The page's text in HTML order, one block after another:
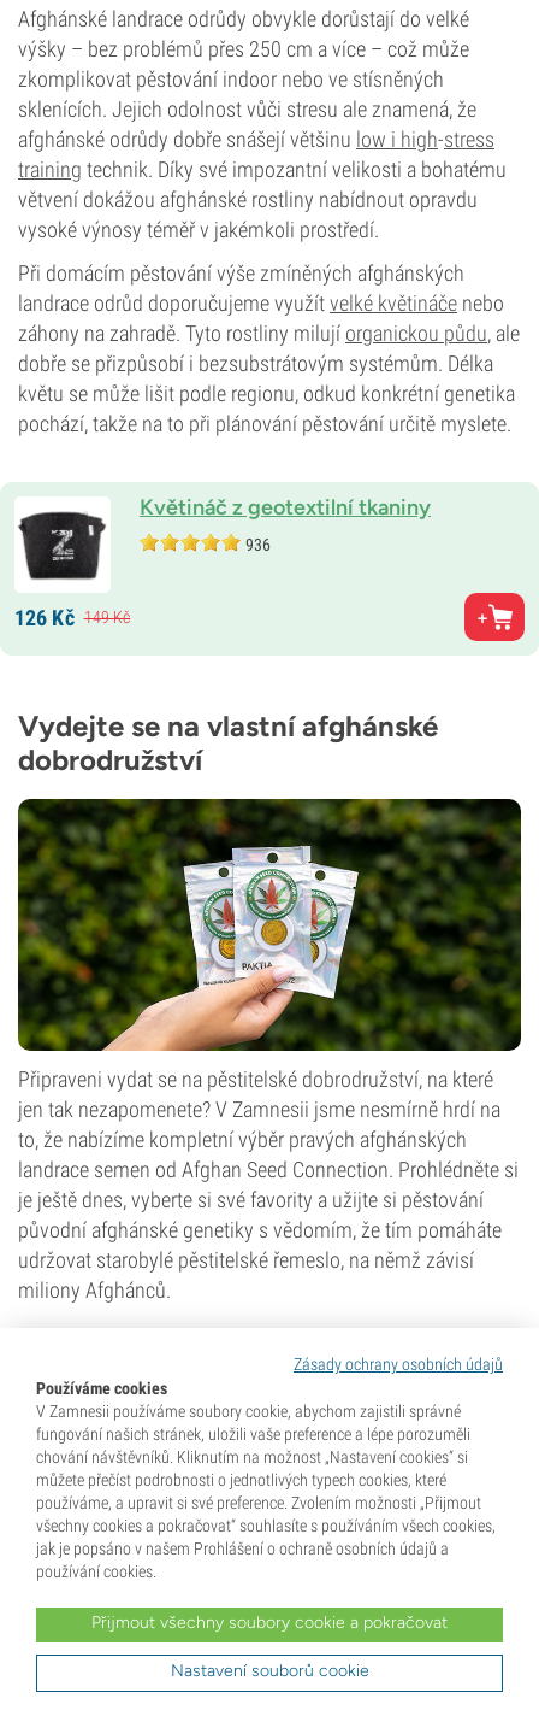
Afghánské landrace odrůdy obvykle dorůstají do velké
výšky – bez problémů přes 250 cm a více – což může
zkomplikovat pěstování indoor nebo ve stísněných
sklenících. Jejich odolnost vůči stresu ale znamená, že
afghánské odrůdy dobře snášejí většinu low i high-stress
training technik. Díky své impozantní velikosti a bohatému
větvení dokážou afghánské rostliny nabídnout opravdu
vysoké výnosy téměř v jakémkoli prostředí.
Při domácím pěstování výše zmíněných afghánských
landrace odrůd doporučujeme využítvelké květináče nebo
záhony na zahradě. Tyto rostliny milují organickou půdu, ale
dobře se přizpůsobí i bezsubstrátovým systémům. Délka
květu se může lišit podle regionu, odkud konkrétní genetika
pochází, takže na to při plánování pěstování určitě myslete.
Květináč z geotextilní tkaniny
936
126 Kč 149Kč
Vydejte se na vlastní afghánské
dobrodružství
Připraveni vydat se na pěstitelské dobrodružství, na které
jen tak nezapomenete? V Zamnesii jsme nesmírně hrdí na
to, že nabízíme kompletní výběr pravých afghánských
landrace semen od Afghan Seed Connection. Prohlédněte si
je ještě dnes, vyberte si své favority a užijte si pěstování
původní afghánské genetiky s vědomím, že tím pomáháte
udržovat starobylé pěstitelské řemeslo, na němž závisí
miliony Afghánců.
Semena Marihuany
Vyberte si z jedné z největších nabídek semen
konopí. Více než 3000 různých odrůd konopí od více
než 100 producentů.
Zobrazit produkty
Steven Voser
Zásady ochrany osobních údajů
Používáme cookies
V Zamnesii používáme soubory cookie, abychom zajistili správné
fungování našich stránek, uložili vaše preference a lépe porozuměli
chování návštěvníků. Kliknutím na možnost „Nastavení cookies“ si
můžete přečíst podrobnosti o jednotlivých typech cookies, které
používáme, a upravit si své preference. Zvolením možnosti „Přijmout
všechny cookies a pokračovat“ souhlasíte s používáním všech cookies,
jak je popsáno v našem Prohlášení o ochraně osobních údajů a
používání cookies.
Přijmout všechny soubory cookie a pokračovat
Nastavení souborů cookie